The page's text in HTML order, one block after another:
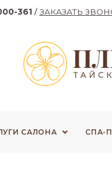
361/ ЗАКАЗАТЬ
САЛОНА СПА-